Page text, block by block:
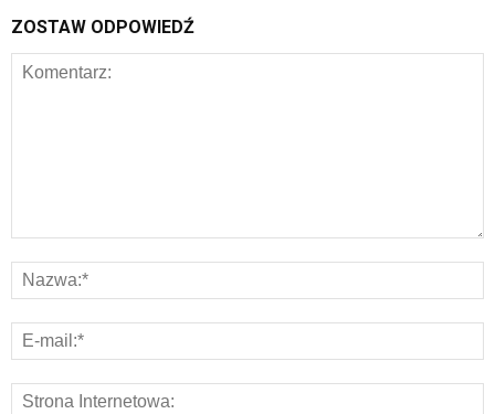
ZOSTAW ODPOWIEDŹ